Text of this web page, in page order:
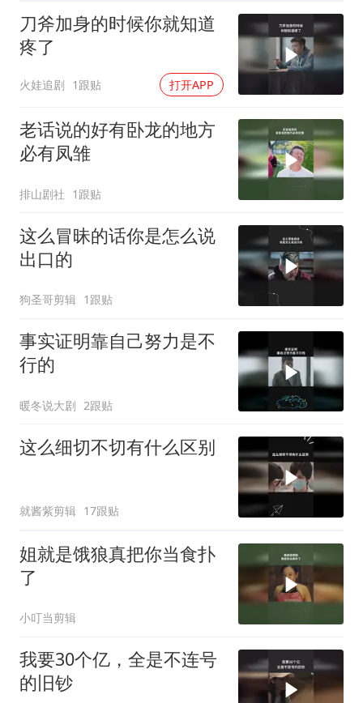
刀斧加身的时候你就知道
疼了
火娃追剧 1跟贴 打开APP
老话说的好有卧龙的地方
必有凤雏
排山剧社 1跟贴
这么冒昧的话你是怎么说
出口的
狗圣哥剪辑 1跟贴
事实证明靠自己努力是不
行的
暖冬说大剧 2跟贴
这么细切不切有什么区别
就酱紫剪辑 17跟贴
姐就是饿狼真把你当食扑
了
小叮当剪辑
我要30个亿，全是不连号
的旧钞